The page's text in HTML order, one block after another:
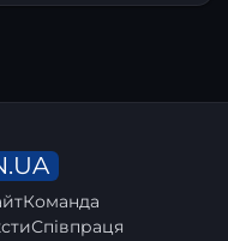
Команда
Співпраця